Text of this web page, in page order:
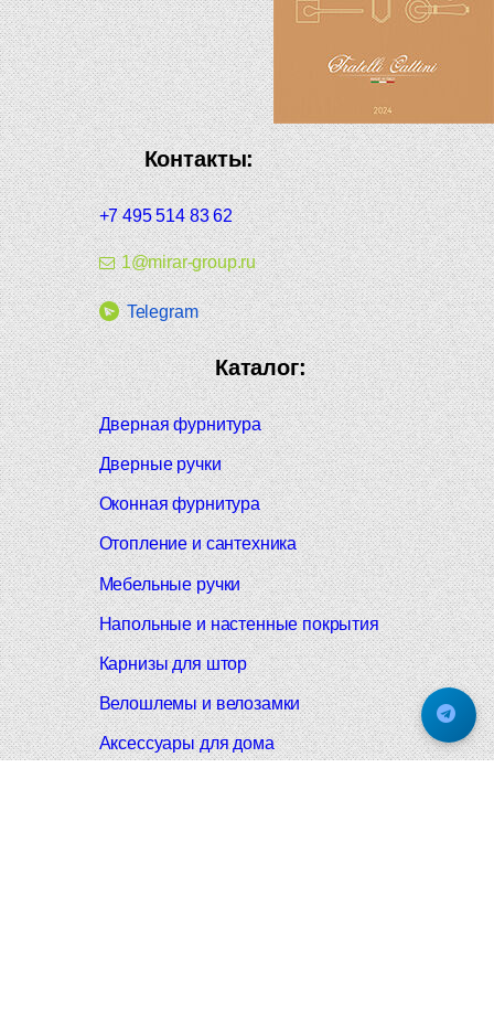
Контакты:
+7 495 514 83 62
1@mirar-group.ru
Telegram
Каталог:
Дверная фурнитура
Дверные ручки
Оконная фурнитура
Отопление и сантехника
Мебельные ручки
Напольные и настенные покрытия
Карнизы для штор
Велошлемы и велозамки
Аксессуары для дома